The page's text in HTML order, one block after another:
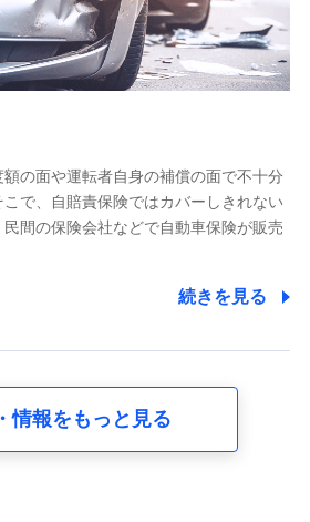
ントサービスのご利用に関する情
イントカード番号、性別、年齢、家族
ント残高、dポイント利用履歴などが
ドコモが提供する各種サービスな
コモが提供する各種サービスのご契
インターネット利用時の行動に関す
ション利用時の行動に関する情報、
や商品の名称・購入場所・決済に関
トの回答に関する情報などが含まれ
険料のお支払方法、車のメーカーや
、建物の構造や築年数などの情報、
の面や運転者自身の補償の面で不十分
で、自賠責保険ではカバーしきれない
間の保険会社などで自動車保険が販売
続きを見る
情報をもっと見る